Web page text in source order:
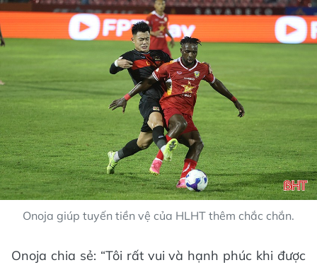
Onoja giúp tuyến tiền vệ của HLHT thêm chắc chắn.
Onoja chia sẻ: “Tôi rất vui và hạnh phúc khi được